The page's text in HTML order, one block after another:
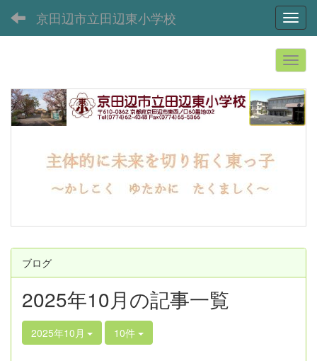
京田辺市立田辺東小学校
ブログ
2025年10月の記事一覧
2025年10月 10件